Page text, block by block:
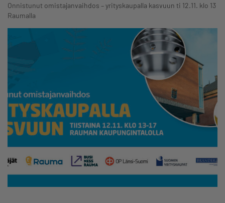
Onnistunut omistajanvaihdos – yrityskaupalla kasvuun ti 12.11. klo 13
Raumalla